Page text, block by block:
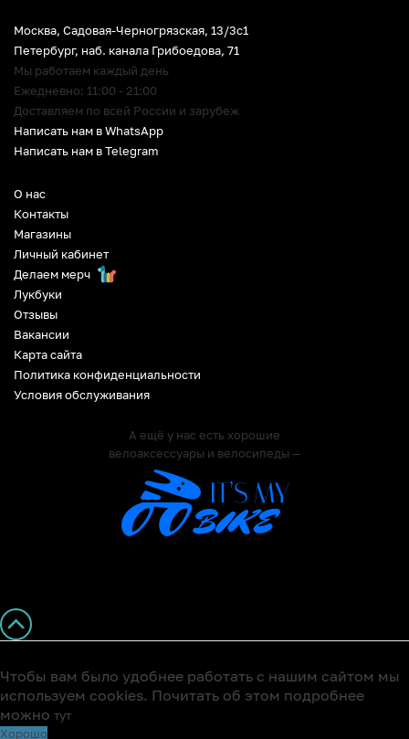
О нас
Контакты
Магазины
Личный кабинет
Делаем мерч
Лукбуки
Отзывы
Вакансии
Карта сайта
Политика конфиденциальности
Условия обслуживания
А ещё у нас есть хорошие
велоаксессуары и велосипеды —
Москва, Садовая-Черногрязская, 13/3c1
Петербург, наб. канала Грибоедова, 71
Мы работаем каждый день
Ежедневно: 11:00 - 21:00
Доставляем по всей России и зарубеж
Написать нам в WhatsApp
Написать нам в Telegram
Чтобы вам было удобнее работать с нашим сайтом мы
используем cookies. Почитать об этом подробнее
можно тут
Хорошо